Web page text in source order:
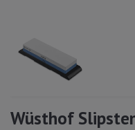
Wüsthof